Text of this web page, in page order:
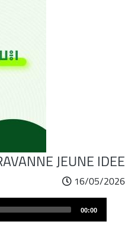
JEUNE IDEE
16/05/2026
00:00